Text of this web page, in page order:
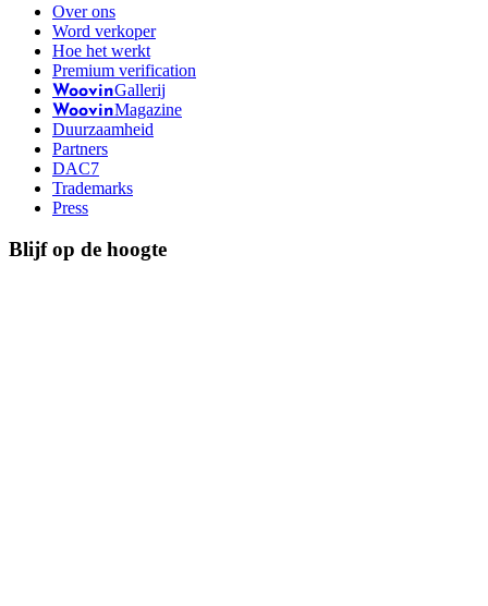
Over ons
Word verkoper
Hoe het werkt
Premium verification
WoovinGallerij
WoovinMagazine
Duurzaamheid
Partners
DAC7
Trademarks
Press
Blijf op de hoogte